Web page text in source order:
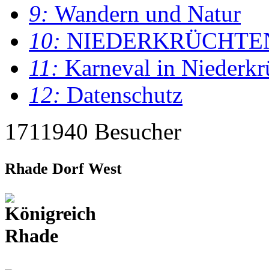
9: Wandern und Natur
10:
11: Karneval in
12: Datenschutz
1711940 Besucher
Rhade Dorf West